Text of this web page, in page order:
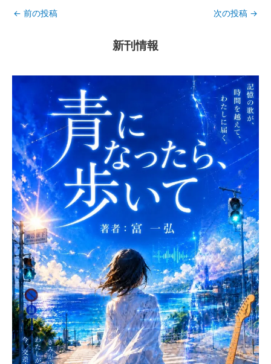
← 前の投稿 次の投稿 →
新刊情報